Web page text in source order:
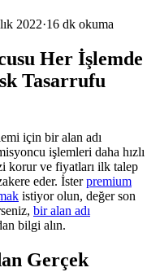
2022·16 dk okuma
Her İşlemde
Tasarrufu
için bir alan adı
işlemleri daha hızlı
korur ve fiyatları ilk talep
eder. İsterpremium
istiyor olun, değer son
bir alan adı
bilgi alın.
Gerçek